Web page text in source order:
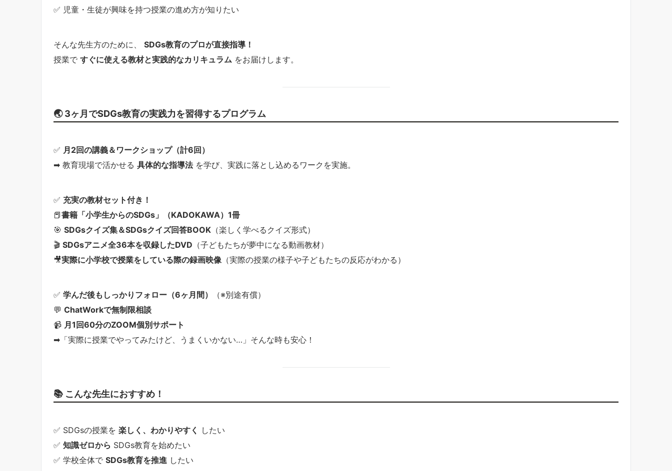
✅ 児童・生徒が興味を持つ授業の進め方が知りたい
そんな先生方のために、 SDGs教育のプロが直接指導！
授業で すぐに使える教材と実践的なカリキュラム をお届けします。
🌏 3ヶ月でSDGs教育の実践力を習得するプログラム
✅ 月2回の講義＆ワークショップ（計6回）
➡ 教育現場で活かせる 具体的な指導法を学び、実践に落とし込めるワークを実施。
✅ 充実の教材セット付き！
📕書籍「小学生からのSDGs」（KADOKAWA）1冊
🎯 SDGsクイズ集＆SDGsクイズ回答BOOK （楽しく学べるクイズ形式）
🎬 SDGsアニメ全36本を収録したDVD （子どもたちが夢中になる動画教材）
🎥実際に小学校で授業をしている際の録画映像（実際の授業の様子や子どもたちの反応がわかる）
✅ 学んだ後もしっかりフォロー（6ヶ月間）
（※別途有償）
💬 ChatWorkで無制限相談
📹 月1回60分のZOOM個別サポート
➡「実際に授業でやってみたけど、うまくいかない…」そんな時も安心！
📚 こんな先生におすすめ！
✅ SDGsの授業を 楽しく、わかりやすく
したい
✅ 知識ゼロから SDGs教育を始めたい
✅ 学校全体で SDGs教育を推進 したい